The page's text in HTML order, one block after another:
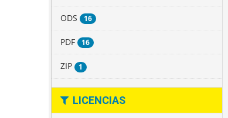
ODS 16
PDF 16
ZIP 1
LICENCIAS